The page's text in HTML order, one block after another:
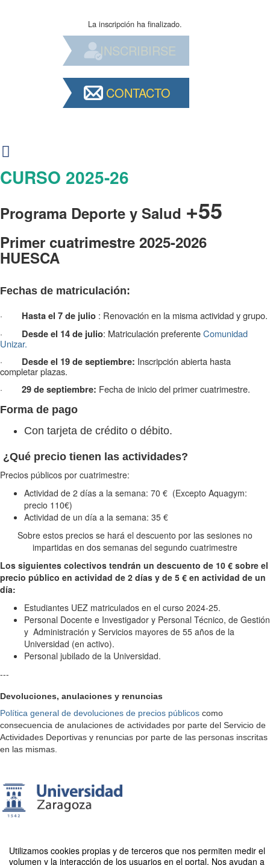
Utilizamos cookies propias y de terceros que nos permiten medir el
volumen y la interacción de los usuarios en el portal. Nos ayudan a
La inscripción ha finalizado.
INSCRIBIRSE
CONTACTO
CURSO 2025-26
Programa Deporte y Salud +55
Primer cuatrimestre 2025-2026
HUESCA
Fechas de matriculación:
· Hasta el 7 de julio : Renovación en la misma actividad y grupo.
·
Desde el 14 de julio: Matriculación preferenteComunidad
Unizar.
· Desde el 19 de septiembre: Inscripción abierta hasta
completar plazas.
· 29 de septiembre: Fecha de inicio del primer cuatrimestre.
Forma de pago
Con tarjeta de crédito o débito.
¿Qué precio tienen las actividades?
Precios públicos por cuatrimestre:
Actividad de 2 días a la semana: 70 € (Excepto Aquagym:
precio 110€)
Actividad de un día a la semana: 35 €
Sobre estos precios se hará el descuento por las sesiones no
impartidas en dos semanas del segundo cuatrimestre
Los siguientes colectivos tendrán un descuento de 10 € sobre el
precio público en actividad de 2 días y de 5 € en actividad de un
día:
Estudiantes UEZ matriculados en el curso 2024-25.
Personal Docente e Investigador y Personal Técnico, de Gestión
y Administración y Servicios mayores de 55 años de la
Universidad (en activo).
Personal jubilado de la Universidad.
---
Devoluciones, anulaciones y renuncias
Política general de devoluciones de precios públicos como
consecuencia de anulaciones de actividades por parte del Servicio de
Actividades Deportivas y renuncias por parte de las personas inscritas
en las mismas.